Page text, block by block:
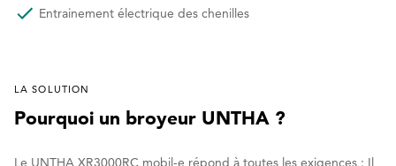
Entrainement électrique des chenilles
LA SOLUTION
Pourquoi un broyeur UNTHA ?
Le UNTHA XR3000RC mobil-e répond à toutes les exigences : Il